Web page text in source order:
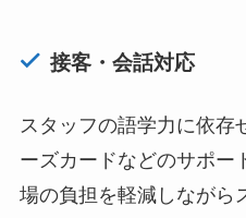
接客・会話対応
スタッフの語学力に依存
ーズカードなどのサポー
場の負担を軽減しながら